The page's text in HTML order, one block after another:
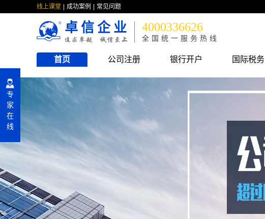
线上课堂 成功案例 常见问题
卓信企业 4000336626
全国统一服务热线
首页 公司注册 银行开户 国际税务
专
家
在
线